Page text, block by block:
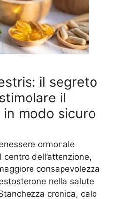
il segreto
il
modo sicuro
ormonale
dell’attenzione,
consapevolezza
nella salute
cronica, calo